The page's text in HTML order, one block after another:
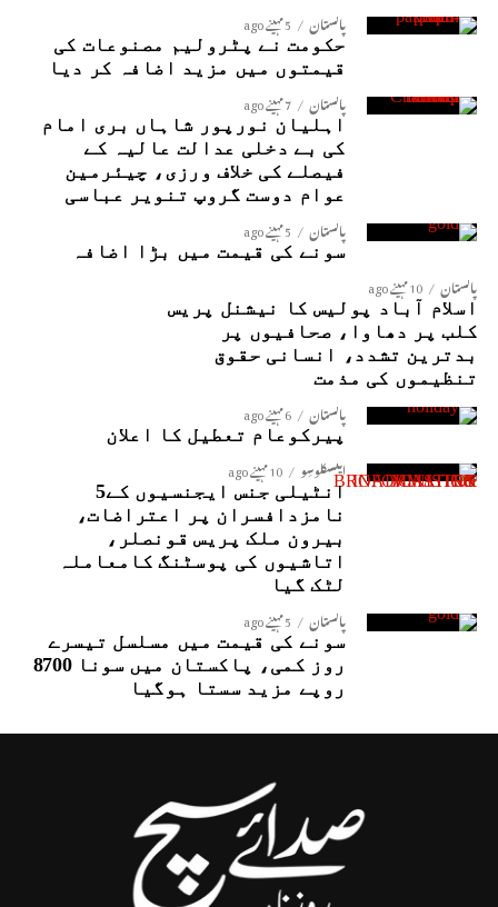
پاکستان 5 مہینے ago
حکومت نے پٹرولیم مصنوعات کی
قیمتوں میں مزید اضافہ کر دیا
پاکستان 7 مہینے ago
اہلیان نورپور شاہاں بری امام
کی بے دخلی عدالت عالیہ کے
فیصلے کی خلاف ورزی، چیئرمین
عوام دوست گروپ تنویر عباسی
پاکستان 5 مہینے ago
سونے کی قیمت میں بڑا اضافہ
پاکستان 10 مہینے ago
اسلام آباد پولیس کا نیشنل پریس
کلب پر دھاوا، صحافیوں پر
بدترین تشدد، انسانی حقوق
تنظیموں کی مذمت
پاکستان 6 مہینے ago
پیرکوعام تعطیل کا اعلان
ایکسکلوسِو 10 مہینے ago
انٹیلی جنس ایجنسیوں کے5
نامزدافسران پر اعتراضات،
بیرون ملک پریس قونصلر،
اتاشیوں کی پوسٹنگ کامعاملہ
لٹک گیا
پاکستان 5 مہینے ago
سونے کی قیمت میں مسلسل تیسرے
روز کمی، پاکستان میں سونا 8700
روپے مزید سستا ہوگیا